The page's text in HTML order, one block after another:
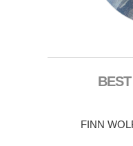
FINN